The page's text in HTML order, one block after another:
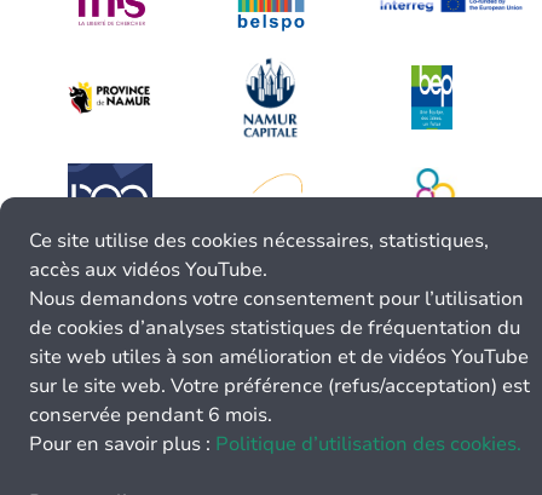
Ce site utilise des cookies nécessaires, statistiques,
accès aux vidéos YouTube.
Nous demandons votre consentement pour l’utilisation
de cookies d’analyses statistiques de fréquentation du
site web utiles à son amélioration et de vidéos YouTube
sur le site web. Votre préférence (refus/acceptation) est
conservée pendant 6 mois.
Pour en savoir plus : Politique d’utilisation des cookies.